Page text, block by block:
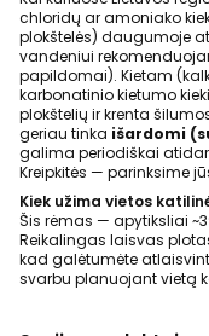
chloridų ar amoniako
plokštelės) daugumoje
vandeniui
papildomai). Kietam
karbonatinio kietumo
plokštelių ir krenta
geriau tinka išardomi
galima periodiškai
Kreipkitės — parinksime
Kiek užima vietos
Šis rėmas — apytiksliai
Reikalingas laisvas
kad galėtumėte
svarbu planuojant vietą